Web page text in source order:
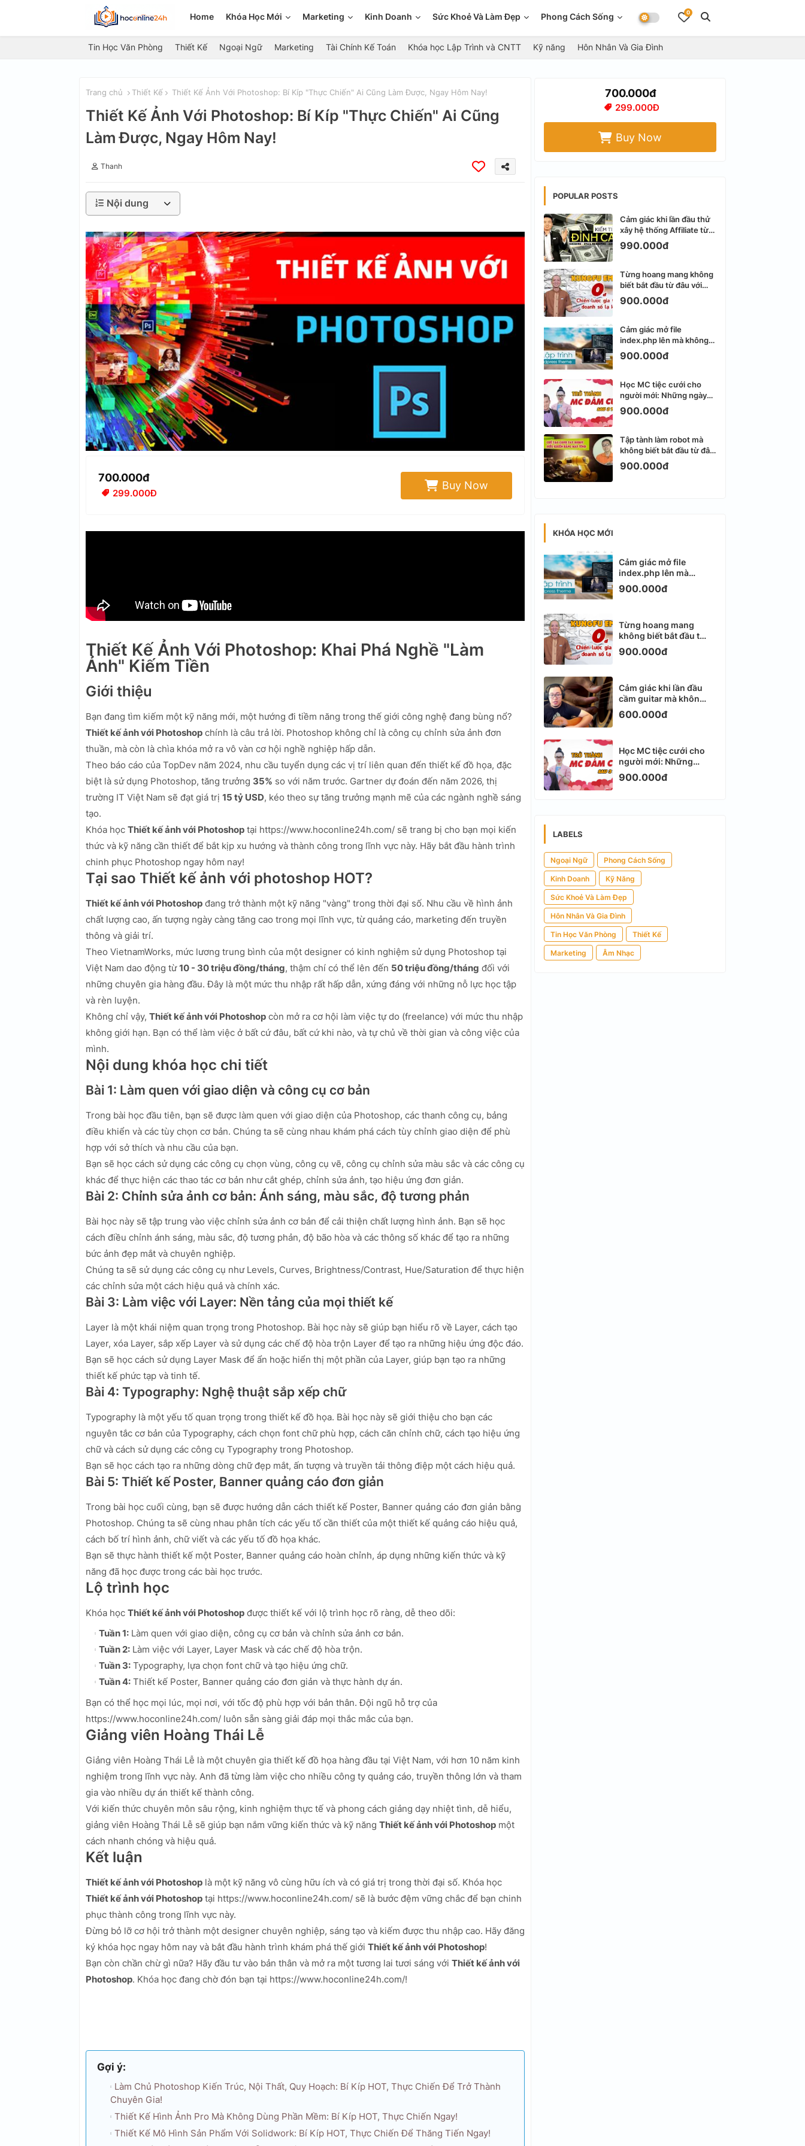
Home Khóa Học Mới Marketing Kinh Doanh Sức Khoẻ Và Làm Đẹp Phong Cách Sống 0
Tin Học Văn Phòng Thiết Kế Ngoại Ngữ Marketing Tài Chính Kế Toán Khóa học Lập Trình và CNTT Kỹ năng Hôn Nhân Và Gia Đình
Trang chủ Thiết Kế Thiết Kế Ảnh Với Photoshop: Bí Kíp "Thực Chiến" Ai Cũng Làm Được, Ngay Hôm Nay!
Thiết Kế Ảnh Với Photoshop: Bí Kíp "Thực Chiến" Ai Cũng
Làm Được, Ngay Hôm Nay!
Thanh
Nội dung
700.000đ
299.000Đ
Buy Now
Thiết Kế Ảnh Với Photoshop: Khai Phá Nghề "Làm
Ảnh" Kiếm Tiền
Giới thiệu
Bạn đang tìm kiếm một kỹ năng mới, một hướng đi tiềm năng trong thế giới công nghệ đang bùng nổ?
Thiết kế ảnh với Photoshop chính là câu trả lời. Photoshop không chỉ là công cụ chỉnh sửa ảnh đơn
thuần, mà còn là chìa khóa mở ra vô vàn cơ hội nghề nghiệp hấp dẫn.
Theo báo cáo của TopDev năm 2024, nhu cầu tuyển dụng các vị trí liên quan đến thiết kế đồ họa, đặc
biệt là sử dụng Photoshop, tăng trưởng 35% so với năm trước. Gartner dự đoán đến năm 2026, thị
trường IT Việt Nam sẽ đạt giá trị 15 tỷ USD, kéo theo sự tăng trưởng mạnh mẽ của các ngành nghề sáng
tạo.
Khóa học Thiết kế ảnh với Photoshop tại https://www.hoconline24h.com/ sẽ trang bị cho bạn mọi kiến
thức và kỹ năng cần thiết để bắt kịp xu hướng và thành công trong lĩnh vực này. Hãy bắt đầu hành trình
chinh phục Photoshop ngay hôm nay!
Tại sao Thiết kế ảnh với photoshop HOT?
Thiết kế ảnh với Photoshop đang trở thành một kỹ năng "vàng" trong thời đại số. Nhu cầu về hình ảnh
chất lượng cao, ấn tượng ngày càng tăng cao trong mọi lĩnh vực, từ quảng cáo, marketing đến truyền
thông và giải trí.
Theo VietnamWorks, mức lương trung bình của một designer có kinh nghiệm sử dụng Photoshop tại
Việt Nam dao động từ10 - 30 triệu đồng/tháng, thậm chí có thể lên đến 50 triệu đồng/tháng đối với
những chuyên gia hàng đầu. Đây là một mức thu nhập rất hấp dẫn, xứng đáng với những nỗ lực học tập
và rèn luyện.
Không chỉ vậy, Thiết kế ảnh với Photoshop còn mở ra cơ hội làm việc tự do (freelance) với mức thu nhập
không giới hạn. Bạn có thể làm việc ở bất cứ đâu, bất cứ khi nào, và tự chủ về thời gian và công việc của
mình.
Nội dung khóa học chi tiết
Bài 1: Làm quen với giao diện và công cụ cơ bản
Trong bài học đầu tiên, bạn sẽ được làm quen với giao diện của Photoshop, các thanh công cụ, bảng
điều khiển và các tùy chọn cơ bản. Chúng ta sẽ cùng nhau khám phá cách tùy chỉnh giao diện để phù
hợp với sở thích và nhu cầu của bạn.
Bạn sẽ học cách sử dụng các công cụ chọn vùng, công cụ vẽ, công cụ chỉnh sửa màu sắc và các công cụ
khác để thực hiện các thao tác cơ bản như cắt ghép, chỉnh sửa ảnh, tạo hiệu ứng đơn giản.
Bài 2: Chỉnh sửa ảnh cơ bản: Ánh sáng, màu sắc, độ tương phản
Bài học này sẽ tập trung vào việc chỉnh sửa ảnh cơ bản để cải thiện chất lượng hình ảnh. Bạn sẽ học
cách điều chỉnh ánh sáng, màu sắc, độ tương phản, độ bão hòa và các thông số khác để tạo ra những
bức ảnh đẹp mắt và chuyên nghiệp.
Chúng ta sẽ sử dụng các công cụ như Levels, Curves, Brightness/Contrast, Hue/Saturation để thực hiện
các chỉnh sửa một cách hiệu quả và chính xác.
Bài 3: Làm việc với Layer: Nền tảng của mọi thiết kế
Layer là một khái niệm quan trọng trong Photoshop. Bài học này sẽ giúp bạn hiểu rõ về Layer, cách tạo
Layer, xóa Layer, sắp xếp Layer và sử dụng các chế độ hòa trộn Layer để tạo ra những hiệu ứng độc đáo.
Bạn sẽ học cách sử dụng Layer Mask để ẩn hoặc hiển thị một phần của Layer, giúp bạn tạo ra những
thiết kế phức tạp và tinh tế.
Bài 4: Typography: Nghệ thuật sắp xếp chữ
Typography là một yếu tố quan trọng trong thiết kế đồ họa. Bài học này sẽ giới thiệu cho bạn các
nguyên tắc cơ bản của Typography, cách chọn font chữ phù hợp, cách căn chỉnh chữ, cách tạo hiệu ứng
chữ và cách sử dụng các công cụ Typography trong Photoshop.
Bạn sẽ học cách tạo ra những dòng chữ đẹp mắt, ấn tượng và truyền tải thông điệp một cách hiệu quả.
Bài 5: Thiết kế Poster, Banner quảng cáo đơn giản
Trong bài học cuối cùng, bạn sẽ được hướng dẫn cách thiết kế Poster, Banner quảng cáo đơn giản bằng
Photoshop. Chúng ta sẽ cùng nhau phân tích các yếu tố cần thiết của một thiết kế quảng cáo hiệu quả,
cách bố trí hình ảnh, chữ viết và các yếu tố đồ họa khác.
Bạn sẽ thực hành thiết kế một Poster, Banner quảng cáo hoàn chỉnh, áp dụng những kiến thức và kỹ
năng đã học được trong các bài học trước.
Lộ trình học
Khóa học Thiết kế ảnh với Photoshop được thiết kế với lộ trình học rõ ràng, dễ theo dõi:
Tuần 1: Làm quen với giao diện, công cụ cơ bản và chỉnh sửa ảnh cơ bản.
Tuần 2: Làm việc với Layer, Layer Mask và các chế độ hòa trộn.
Tuần 3: Typography, lựa chọn font chữ và tạo hiệu ứng chữ.
Tuần 4: Thiết kế Poster, Banner quảng cáo đơn giản và thực hành dự án.
Bạn có thể học mọi lúc, mọi nơi, với tốc độ phù hợp với bản thân. Đội ngũ hỗ trợ của
https://www.hoconline24h.com/ luôn sẵn sàng giải đáp mọi thắc mắc của bạn.
Giảng viên Hoàng Thái Lễ
Giảng viên Hoàng Thái Lễ là một chuyên gia thiết kế đồ họa hàng đầu tại Việt Nam, với hơn 10 năm kinh
nghiệm trong lĩnh vực này. Anh đã từng làm việc cho nhiều công ty quảng cáo, truyền thông lớn và tham
gia vào nhiều dự án thiết kế thành công.
Với kiến thức chuyên môn sâu rộng, kinh nghiệm thực tế và phong cách giảng dạy nhiệt tình, dễ hiểu,
giảng viên Hoàng Thái Lễ sẽ giúp bạn nắm vững kiến thức và kỹ năng Thiết kế ảnh với Photoshop một
cách nhanh chóng và hiệu quả.
Kết luận
Thiết kế ảnh với Photoshop là một kỹ năng vô cùng hữu ích và có giá trị trong thời đại số. Khóa học
Thiết kế ảnh với Photoshop tại https://www.hoconline24h.com/ sẽ là bước đệm vững chắc để bạn chinh
phục thành công trong lĩnh vực này.
Đừng bỏ lỡ cơ hội trở thành một designer chuyên nghiệp, sáng tạo và kiếm được thu nhập cao. Hãy đăng
ký khóa học ngay hôm nay và bắt đầu hành trình khám phá thế giới Thiết kế ảnh với Photoshop!
Bạn còn chần chừ gì nữa? Hãy đầu tư vào bản thân và mở ra một tương lai tươi sáng với Thiết kế ảnh với
Photoshop. Khóa học đang chờ đón bạn tại https://www.hoconline24h.com/!
Gợi ý:
Làm Chủ Photoshop Kiến Trúc, Nội Thất, Quy Hoạch: Bí Kíp HOT, Thực Chiến Để Trở Thành
Chuyên Gia!
Thiết Kế Hình Ảnh Pro Mà Không Dùng Phần Mềm: Bí Kíp HOT, Thực Chiến Ngay!
Thiết Kế Mô Hình Sản Phẩm Với Solidwork: Bí Kíp HOT, Thực Chiến Để Thăng Tiến Ngay!
700.000đ
299.000Đ
Buy Now
POPULAR POSTS
Cảm giác khi lần đầu thử
xây hệ thống Affiliate từ
Facebook cá nhân
990.000đ
Từng hoang mang không
biết bắt đầu từ đâu với
Email Marketing
900.000đ
Cảm giác mở file
index.php lên mà không
biết viết gì tiếp theo
900.000đ
Học MC tiệc cưới cho
người mới: Những ngày
đầu thực sự khá ngợp
900.000đ
Tập tành làm robot mà
không biết bắt đầu từ đâu
thì dễ nản thật
900.000đ
KHÓA HỌC MỚI
Cảm giác mở file
index.php lên mà
không biết viết gì tiếp
theo
900.000đ
Từng hoang mang
không biết bắt đầu từ
đâu với Email
Marketing
900.000đ
Cảm giác khi lần đầu
cầm guitar mà không
biết bắt đầu từ đâu
600.000đ
Học MC tiệc cưới cho
người mới: Những
ngày đầu thực sự khá
ngợp
900.000đ
LABELS
Ngoại Ngữ Phong Cách Sống
Kinh Doanh Kỹ Năng
Sức Khoẻ Và Làm Đẹp
Hôn Nhân Và Gia Đình
Tin Học Văn Phòng Thiết Kế
Marketing Âm Nhạc